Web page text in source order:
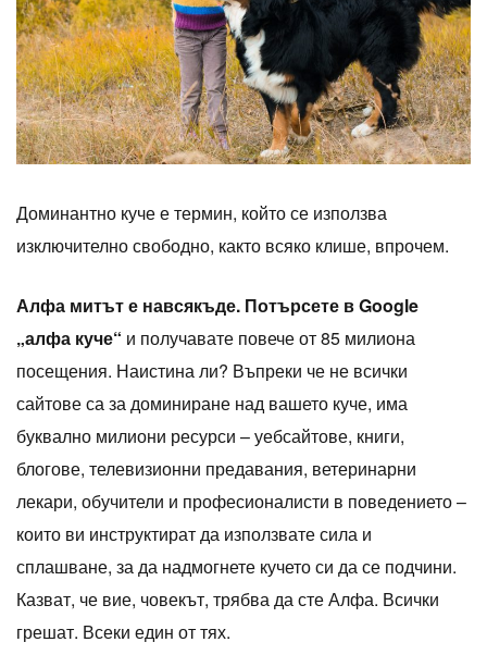
Доминантно куче е термин, който се използва
изключително свободно, както всяко клише, впрочем.
Алфа митът е навсякъде. Потърсете в Google
„алфа куче“ и получавате повече от 85 милиона
посещения. Наистина ли? Въпреки че не всички
сайтове са за доминиране над вашето куче, има
буквално милиони ресурси – уебсайтове, книги,
блогове, телевизионни предавания, ветеринарни
лекари, обучители и професионалисти в поведението –
които ви инструктират да използвате сила и
сплашване, за да надмогнете кучето си да се подчини.
Казват, че вие, човекът, трябва да сте Алфа. Всички
грешат. Всеки един от тях.